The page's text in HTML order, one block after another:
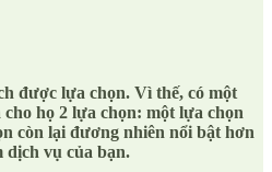
được lựa chọn. Vì thế, có một
họ 2 lựa chọn: một lựa chọn
còn lại đương nhiên nổi bật hơn
dịch vụ của bạn.